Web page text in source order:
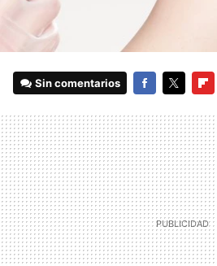
Sin comentarios